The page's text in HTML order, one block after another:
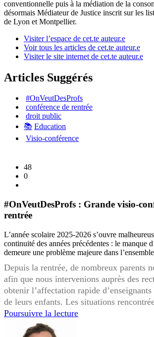
conventionnelle puis à la médiation de la
désormais Médiateur de Justice inscrit sur les
de Lyon et Montpellier.
Visiter l’espace de cet.te auteur.e
Voir tous les articles de cet.te auteur.e
Visiter le site internet de cet.te auteur.e
Articles Suggérés
#OnVeutDesProfs
conférence de rentrée
droit public
📚 Education
Visio-conférence
48
0
#OnVeutDesProfs : Grande visio-
rentrée
L’année scolaire 2025-2026 s’ouvre
continuité des années précédentes : le manque
demeure une problème majeure dans
Depuis la rentrée, de nombreux parents
afin que nous intervenions auprès des
obtenir l’affectation rapide d’enseignants
de leurs enfants. Les situations
Poursuivre la lecture#OnVeutDesProfs